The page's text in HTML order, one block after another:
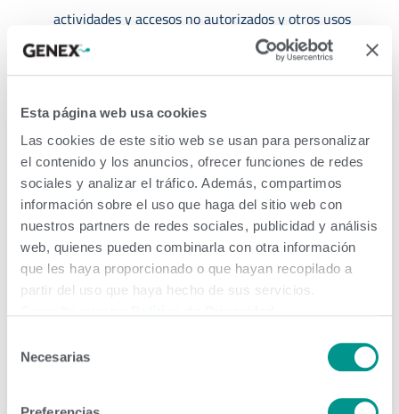
Esta página web usa cookies
Las cookies de este sitio web se usan para personalizar
el contenido y los anuncios, ofrecer funciones de redes
sociales y analizar el tráfico. Además, compartimos
información sobre el uso que haga del sitio web con
nuestros partners de redes sociales, publicidad y análisis
web, quienes pueden combinarla con otra información
que les haya proporcionado o que hayan recopilado a
partir del uso que haya hecho de sus servicios.
Necesarias
actividades y accesos no autorizados y otros usos
indebidos; para llevar a cabo controles y supervisiones
de riesgos y seguridad; cuando lo consideremos
necesario, para investigar, prevenir o tomar medidas
en relación con actividades ilegales, sospechas de
fraude o situaciones que impliquen amenazas
potenciales para la seguridad o los derechos legales de
cualquier persona o tercero.
Cumplimiento y procesos legales.Para cumplir con la
ley y nuestras obligaciones legales, responder a
legales.